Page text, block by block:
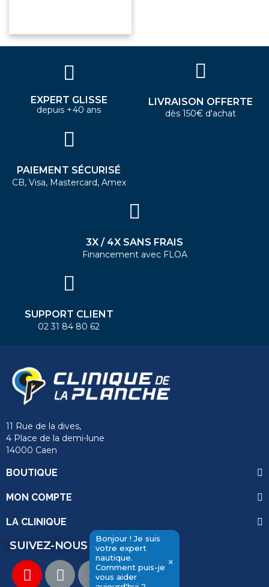
Bonjour ! Je suis
votre expert
nautique.
Comment puis-je
vous aider
×
EXPERT GLISSE
depuis +40 ans
LIVRAISON OFFERTE
dès 150€ d'achat
PAIEMENT SÉCURISÉ
CB, Visa, Mastercard, Amex
3X / 4X SANS FRAIS
Financement avec FLOA
SUPPORT CLIENT
02 31 84 80 62
11 Rue de la dives,
4 Place de la demi-lune
14000 Caen
BOUTIQUE
MON COMPTE
LA CLINIQUE
SUIVEZ-NOUS